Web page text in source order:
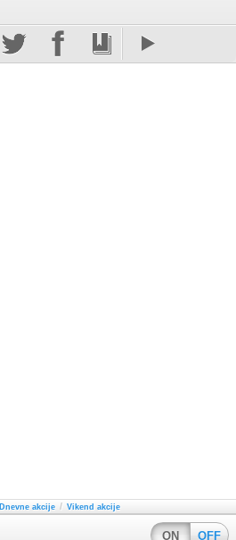
Dnevne akcije / Vikend akcije
ON OFF